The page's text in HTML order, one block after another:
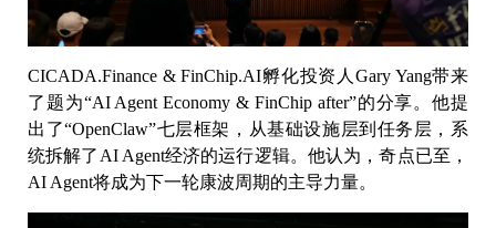
CICADA.Finance & FinChip.AI孵化投资人Gary Yang带来
了题为“AI Agent Economy & FinChip after”的分享。他提
出了“OpenClaw”七层框架，从基础设施层到任务层，系
统拆解了AI Agent经济的运行逻辑。他认为，奇点已至，
AI Agent将成为下一轮康波周期的主导力量。